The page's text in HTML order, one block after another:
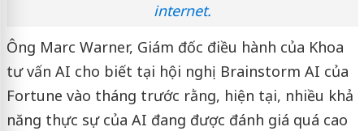
internet.
Ông Marc Warner, Giám đốc điều hành của Khoa
tư vấn AI cho biết tại hội nghị Brainstorm AI của
Fortune vào tháng trước rằng, hiện tại, nhiều khả
năng thực sự của AI đang được đánh giá quá cao